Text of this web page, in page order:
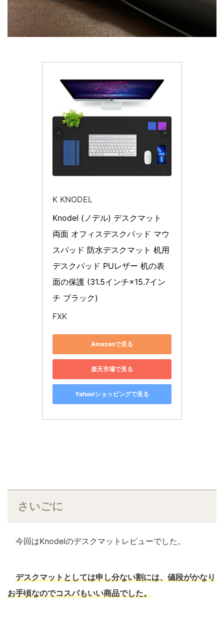
K KNODEL
Knodel (ノデル) デスクマット
両面 オフィスデスクパッド マウ
スパッド 防水デスクマット 机用
デスクパッド PUレザー 机の表
面の保護 (31.5インチ×15.7イン
チ ブラック)
FXK
Amazonで見る
楽天市場で見る
Yahoo!ショッピングで見る
さいごに
今回はKnodelのデスクマットレビューでした。
デスクマットとしては申し分ない割には、値段がかなり
お手頃なのでコスパもいい商品でした。